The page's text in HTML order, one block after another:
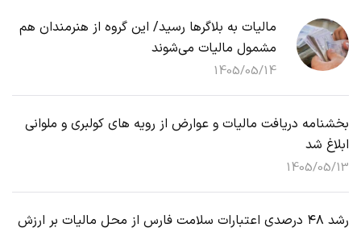
مالیات به بلاگرها رسید/ این گروه از هنرمندان هم
مشمول مالیات می‌شوند
1405/05/14
بخشنامه دریافت مالیات و عوارض از رویه های کولبری و ملوانی
ابلاغ شد
1405/05/13
رشد ۴۸ درصدی اعتبارات سلامت فارس از محل مالیات بر ارزش